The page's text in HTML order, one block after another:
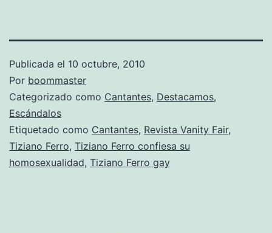
Publicada el 10 octubre, 2010
Por boommaster
Categorizado como Cantantes, Destacamos,
Escándalos
Etiquetado como Cantantes, Revista Vanity Fair,
Tiziano Ferro, Tiziano Ferro confiesa su
homosexualidad, Tiziano Ferro gay